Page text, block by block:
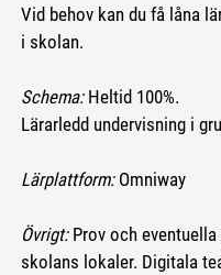
Vid behov kan du få låna
i skolan.
Schema:Heltid 100%.
Lärarledd undervisning i
Lärplattform:Omniway
Övrigt: Prov och
skolans lokaler. Digitala